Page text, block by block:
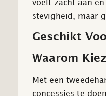
voelt zacht aan
stevigheid, maar
Geschikt
Waarom
Met een
concessies te